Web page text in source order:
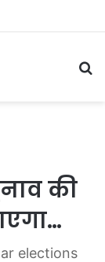
की
elections